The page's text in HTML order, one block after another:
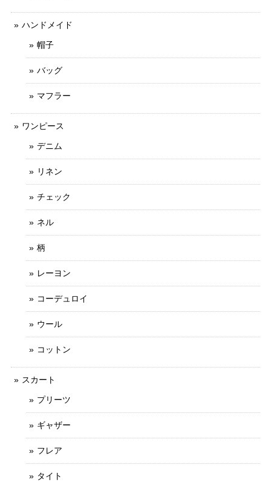
ハンドメイド
帽子
バッグ
マフラー
ワンピース
デニム
リネン
チェック
ネル
柄
レーヨン
コーデュロイ
ウール
コットン
スカート
プリーツ
ギャザー
フレア
タイト